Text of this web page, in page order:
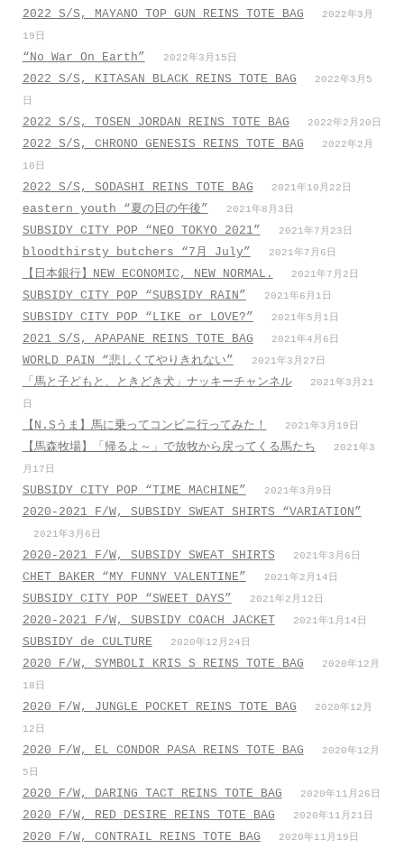
2022 S/S, MAYANO TOP GUN REINS TOTE BAG
2022年3月
19日
“No War On Earth” 2022年3月15日
2022 S/S, KITASAN BLACK REINS TOTE BAG
2022年3月5
日
2022 S/S, TOSEN JORDAN REINS TOTE BAG 2022年2月20日
2022 S/S, CHRONO GENESIS REINS TOTE BAG
2022年2月
10日
2022 S/S, SODASHI REINS TOTE BAG 2021年10月22日
eastern youth “夏の日の午後” 2021年8月3日
SUBSIDY CITY POP “NEO TOKYO 2021” 2021年7月23日
bloodthirsty butchers “7月_July” 2021年7月6日
【日本銀行】NEW ECONOMIC, NEW NORMAL. 2021年7月2日
SUBSIDY CITY POP “SUBSIDY RAIN” 2021年6月1日
SUBSIDY CITY POP “LIKE or LOVE?” 2021年5月1日
2021 S/S, APAPANE REINS TOTE BAG 2021年4月6日
WORLD PAIN “悲しくてやりきれない” 2021年3月27日
「馬と子どもと、ときどき犬」ナッキーチャンネル
2021年3月21
日
【N.Sうま】馬に乗ってコンビニ行ってみた！ 2021年3月19日
【馬森牧場】「帰るよ～」で放牧から戻ってくる馬たち
2021年3
月17日
SUBSIDY CITY POP “TIME MACHINE” 2021年3月9日
2020-2021 F/W, SUBSIDY SWEAT SHIRTS “VARIATION”
2021年3月6日
2020-2021 F/W, SUBSIDY SWEAT SHIRTS 2021年3月6日
CHET BAKER “MY FUNNY VALENTINE” 2021年2月14日
SUBSIDY CITY POP “SWEET DAYS” 2021年2月12日
2020-2021 F/W, SUBSIDY COACH JACKET 2021年1月14日
SUBSIDY de CULTURE 2020年12月24日
2020 F/W, SYMBOLI KRIS S REINS TOTE BAG
2020年12月
18日
2020 F/W, JUNGLE POCKET REINS TOTE BAG
2020年12月
12日
2020 F/W, EL CONDOR PASA REINS TOTE BAG
2020年12月
5日
2020 F/W, DARING TACT REINS TOTE BAG 2020年11月26日
2020 F/W, RED DESIRE REINS TOTE BAG 2020年11月21日
2020 F/W, CONTRAIL REINS TOTE BAG 2020年11月19日